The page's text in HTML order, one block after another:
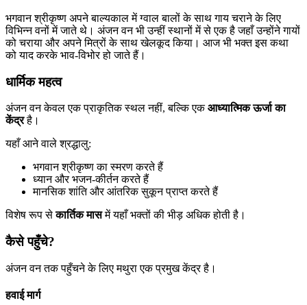
भगवान श्रीकृष्ण अपने बाल्यकाल में ग्वाल बालों के साथ गाय चराने के लिए
विभिन्न वनों में जाते थे। अंजन वन भी उन्हीं स्थानों में से एक है जहाँ उन्होंने गायों
को चराया और अपने मित्रों के साथ खेलकूद किया। आज भी भक्त इस कथा
को याद करके भाव-विभोर हो जाते हैं।
धार्मिक महत्व
अंजन वन केवल एक प्राकृतिक स्थल नहीं, बल्कि एकआध्यात्मिक ऊर्जा का
केंद्रहै।
यहाँ आने वाले श्रद्धालु:
भगवान श्रीकृष्ण का स्मरण करते हैं
ध्यान और भजन-कीर्तन करते हैं
मानसिक शांति और आंतरिक सुकून प्राप्त करते हैं
विशेष रूप सेकार्तिक मासमें यहाँ भक्तों की भीड़ अधिक होती है।
कैसे पहुँचे?
अंजन वन तक पहुँचने के लिए मथुरा एक प्रमुख केंद्र है।
हवाई मार्ग